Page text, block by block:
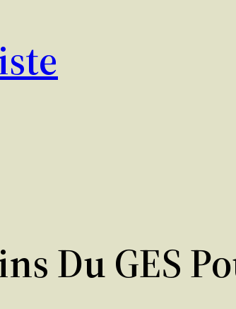
Du GES